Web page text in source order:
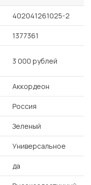
402041261025-2
1377361
3 000 рублей
Аккордеон
Россия
Зеленый
Универсальное
да